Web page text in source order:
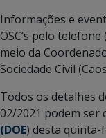
Informações e
OSC’s pelo
meio da
Sociedade Civil
Todos os detalhes
02/2021 podem ser
(DOE) desta quinta-